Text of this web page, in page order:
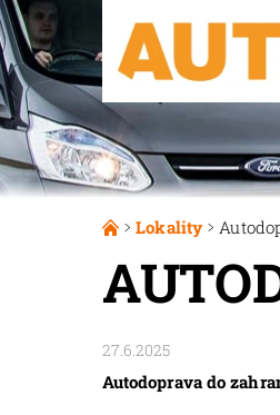
Lokality
27.6.2025
Autodoprava do